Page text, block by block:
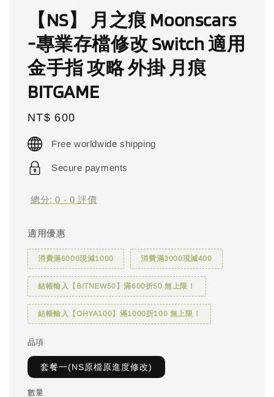
【NS】 月之痕 Moonscars
-專業存檔修改 Switch 適用
金手指 攻略 外掛 月痕
BITGAME
Regular
price
NT$ 600
Free worldwide shipping
Secure payments
總分:0 - 0 評價
適用優惠
消費滿6000現減1000 消費滿3000現減400
結帳輸入【BITNEW50】滿600折50 無上限！
結帳輸入【OHYA100】滿1000折100 無上限！
品項
套餐一(NS原檔原進度修改)
數量